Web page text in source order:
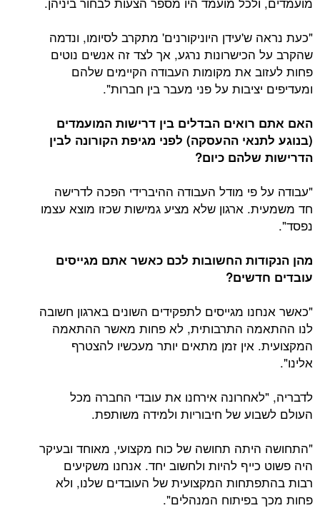
"כעת נראה ש'עידן היוניקורנים' מתקרב לסיומו, ונדמה
שהקרב על הכישרונות נרגע, אך לצד זה אנשים נוטים
פחות לעזוב את מקומות העבודה הקיימים שלהם
ומעדיפים יציבות על פני מעבר בין חברות".
האם אתם רואים הבדלים בין דרישות המועמדים
(בנוגע לתנאי ההעסקה) לפני מגיפת הקורונה לבין
הדרישות שלהם כיום?
"עבודה על פי מודל העבודה ההיברידי הפכה לדרישה
חד משמעית. ארגון שלא מציע גמישות שכזו מוצא עצמו
נפסד".
מהן הנקודות החשובות לכם כאשר אתם מגייסים
עובדים חדשים?
"כאשר אנחנו מגייסים לתפקידים השונים בארגון חשובה
לנו ההתאמה התרבותית, לא פחות מאשר ההתאמה
המקצועית. אין זמן מתאים יותר מעכשיו להצטרף
אלינו".
לדבריה, "לאחרונה אירחנו את עובדי החברה מכל
העולם לשבוע של חיבוריות ולמידה משותפת.
"התחושה היתה תחושה של כוח מקצועי, מאוחד ובעיקר
היה פשוט כייף להיות ולחשוב יחד. אנחנו משקיעים
רבות בהתפתחות המקצועית של העובדים שלנו, ולא
פחות מכך בפיתוח המנהלים".